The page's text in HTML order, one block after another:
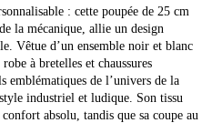
: cette poupée de 25 cm
la mécanique, allie un design
Vêtue d’un ensemble noir et blanc
à bretelles et chaussures
emblématiques de l’univers de la
industriel et ludique. Son tissu
absolu, tandis que sa coupe au